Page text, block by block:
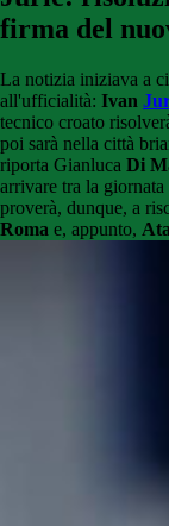
firma del
La notizia iniziava a
all'ufficialità: Ivan
tecnico croato
poi sarà nella città
riporta Gianluca Di
arrivare tra la
proverà, dunque, a
Roma e, appunto,